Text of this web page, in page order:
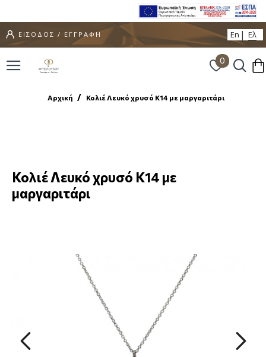
ΕΙΣΟΔΟΣ / ΕΓΓΡΑΦΗ En Ελ
0
Αρχική Κολιέ Λευκό χρυσό Κ14 με μαργαριτάρι
Κολιέ Λευκό χρυσό Κ14 με
μαργαριτάρι